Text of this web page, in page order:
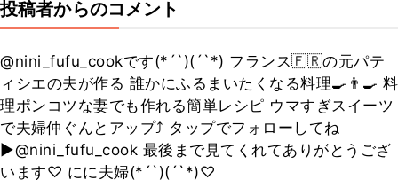
投稿者からのコメント
@nini_fufu_cookです(*´`)(´`*) フランス🇫🇷の元パテ
ィシエの夫が作る 誰かにふるまいたくなる料理🍳👨‍🍳 料
理ポンコツな妻でも作れる簡単レシピ ウマすぎスイーツ
で夫婦仲ぐんとアップ⤴ タップでフォローしてね
▶@nini_fufu_cook 最後まで見てくれてありがとうござ
います♡ にに夫婦(*´`)(´`*)♡